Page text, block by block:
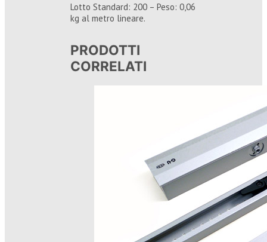
Lotto Standard: 200 – Peso: 0,06
kg al metro lineare.
PRODOTTI
CORRELATI